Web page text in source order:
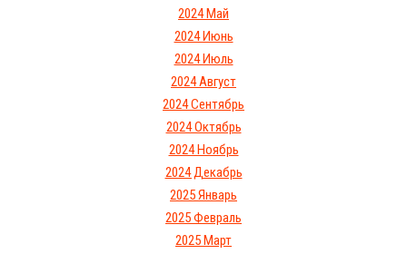
2024 Май
2024 Июнь
2024 Июль
2024 Август
2024 Сентябрь
2024 Октябрь
2024 Ноябрь
2024 Декабрь
2025 Январь
2025 Февраль
2025 Март